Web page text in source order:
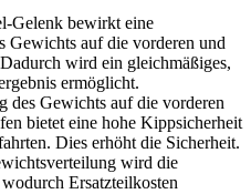
Gelenk bewirkt eine
Gewichts auf die vorderen und
wird ein gleichmäßiges,
ermöglicht.
des Gewichts auf die vorderen
bietet eine hohe Kippsicherheit
Dies erhöht die Sicherheit.
wird die
Ersatzteilkosten